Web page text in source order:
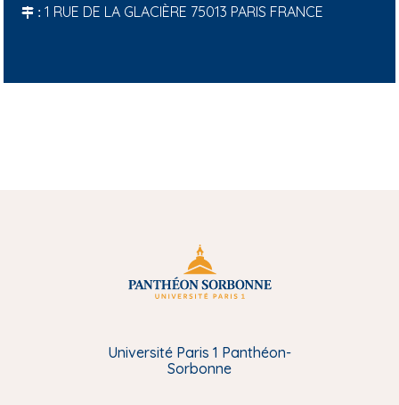
: 1 RUE DE LA GLACIÈRE 75013 PARIS FRANCE
Université Paris 1 Panthéon-
Sorbonne